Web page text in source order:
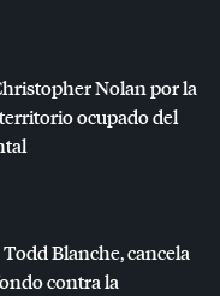
Nolan por la
ocupado del
Blanche, cancela
contra la